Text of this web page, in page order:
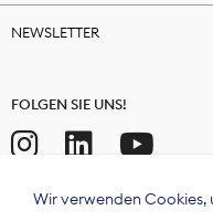
NEWSLETTER
FOLGEN SIE UNS!
Wir verwenden Cookies,